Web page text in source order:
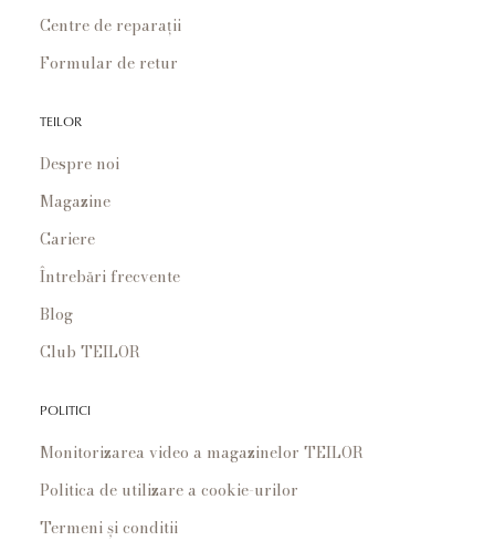
Centre de reparații
Formular de retur
TEILOR
Despre noi
Magazine
Cariere
Întrebări frecvente
Blog
Club TEILOR
POLITICI
Monitorizarea video a magazinelor TEILOR
Politica de utilizare a cookie-urilor
Termeni și conditii